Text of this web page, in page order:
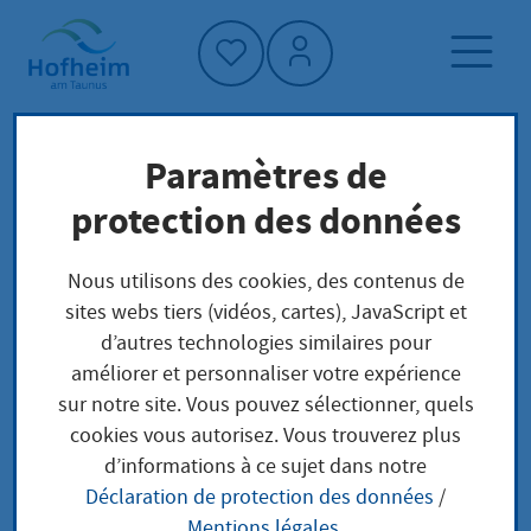
Accueil"
Page d'accueil
Vivre à Hofheim
Société et affaires sociales
Jugend entscheidet
Jugend entscheidet
Hofheim hat sich erfolgreich für das
Paramètres de
protection des données
Nous utilisons des cookies, des contenus de
sites webs tiers (vidéos, cartes), JavaScript et
d’autres technologies similaires pour
améliorer et personnaliser votre expérience
sur notre site. Vous pouvez sélectionner, quels
cookies vous autorisez. Vous trouverez plus
d’informations à ce sujet dans notre
Déclaration de protection des données /